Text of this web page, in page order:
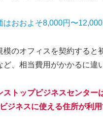
おおよそ8,000円〜12,000
模のオフィスを契約すると
ど、相当費用がかかるに違
ストップビジネスセンター
ジネスに使える住所が利用